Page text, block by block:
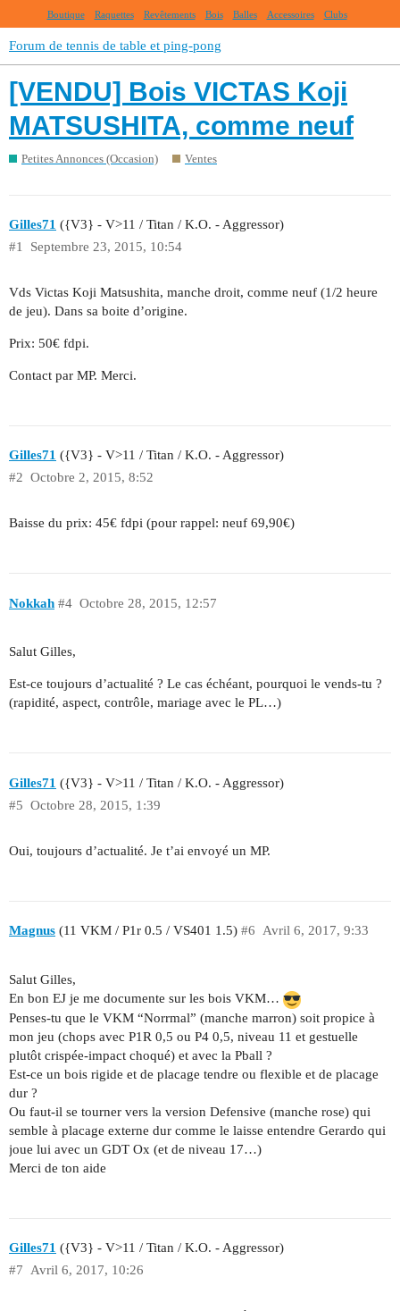
Boutique Raquettes Revêtements Bois Balles Accessoires Clubs
Forum de tennis de table et ping-pong
[VENDU] Bois VICTAS Koji
MATSUSHITA, comme neuf
Petites Annonces (Occasion) Ventes
Gilles71 ({V3} - V>11 / Titan / K.O. - Aggressor)
Septembre 23, 2015, 10:54
#1
Vds Victas Koji Matsushita, manche droit, comme neuf (1/2 heure
de jeu). Dans sa boite d’origine.
Prix: 50€ fdpi.
Contact par MP. Merci.
Gilles71 ({V3} - V>11 / Titan / K.O. - Aggressor)
Octobre 2, 2015, 8:52
#2
Baisse du prix: 45€ fdpi (pour rappel: neuf 69,90€)
Nokkah Octobre 28, 2015, 12:57
#4
Salut Gilles,
Est-ce toujours d’actualité ? Le cas échéant, pourquoi le vends-tu ?
(rapidité, aspect, contrôle, mariage avec le PL…)
Gilles71 ({V3} - V>11 / Titan / K.O. - Aggressor)
Octobre 28, 2015, 1:39
#5
Oui, toujours d’actualité. Je t’ai envoyé un MP.
Magnus (11 VKM / P1r 0.5 / VS401 1.5) Avril 6, 2017, 9:33
#6
Salut Gilles,
En bon EJ je me documente sur les bois VKM…
Penses-tu que le VKM “Norrmal” (manche marron) soit propice à
mon jeu (chops avec P1R 0,5 ou P4 0,5, niveau 11 et gestuelle
plutôt crispée-impact choqué) et avec la Pball ?
Est-ce un bois rigide et de placage tendre ou flexible et de placage
dur ?
Ou faut-il se tourner vers la version Defensive (manche rose) qui
semble à placage externe dur comme le laisse entendre Gerardo qui
joue lui avec un GDT Ox (et de niveau 17…)
Merci de ton aide
Gilles71 ({V3} - V>11 / Titan / K.O. - Aggressor)
Avril 6, 2017, 10:26
#7